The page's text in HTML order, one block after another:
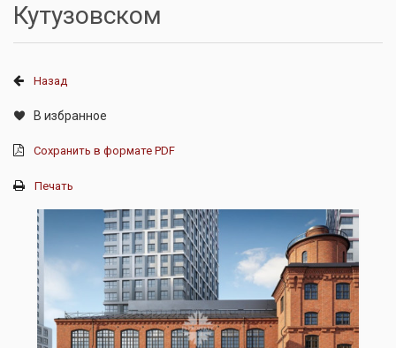
Кутузовском
Назад
В избранное
Сохранить в формате PDF
Печать